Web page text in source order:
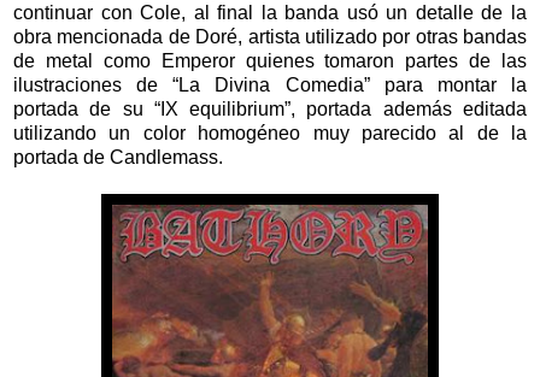
continuar con Cole, al final la banda usó un detalle de la
obra mencionada de Doré, artista utilizado por otras bandas
de metal como Emperor quienes tomaron partes de las
ilustraciones de “La Divina Comedia” para montar la
portada de su “IX equilibrium”, portada además editada
utilizando un color homogéneo muy parecido al de la
portada de Candlemass.